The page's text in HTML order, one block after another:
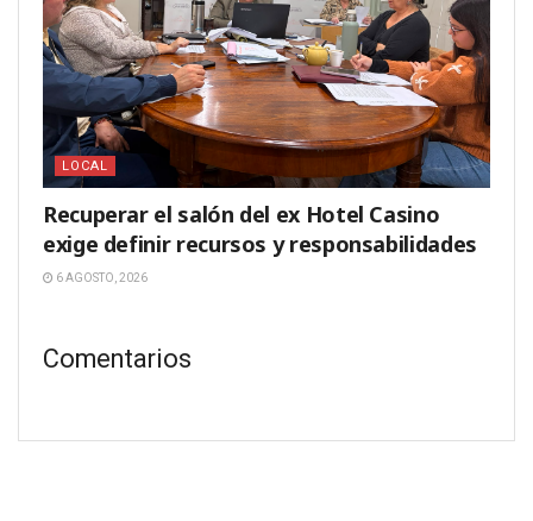
LOCAL
Recuperar el salón del ex Hotel Casino
exige definir recursos y responsabilidades
6 AGOSTO, 2026
Comentarios